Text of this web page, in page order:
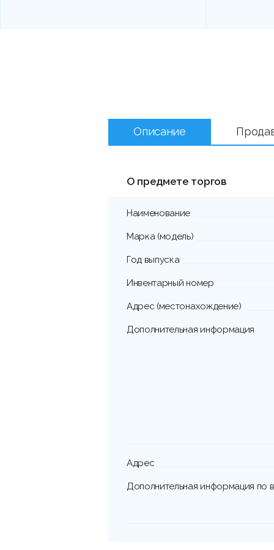
Описание
О предмете торгов
Наименование
Марка (модель)
Год выпуска
Инвентарный номер
Адрес (местонахождение)
Дополнительная информация
Адрес
Дополнительная информация по